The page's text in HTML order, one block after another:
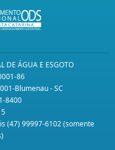
DE ÁGUA E ESGOTO
86
Blumenau - SC
8400
(47) 99997-6102 (somente